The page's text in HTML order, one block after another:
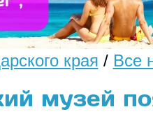
края / Все
музей